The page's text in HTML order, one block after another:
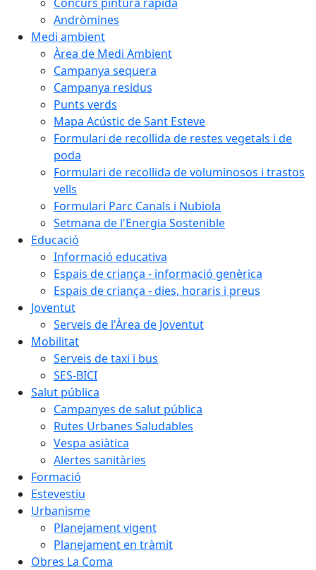
Andròmines
Medi ambient
Àrea de Medi Ambient
Campanya sequera
Campanya residus
Punts verds
Mapa Acústic de Sant Esteve
Formulari de recollida de restes vegetals i de
poda
Formulari de recollida de voluminosos i trastos
vells
Formulari Parc Canals i Nubiola
Setmana de l'Energia Sostenible
Educació
Informació educativa
Espais de criança - informació genèrica
Espais de criança - dies, horaris i preus
Joventut
Serveis de l'Àrea de Joventut
Mobilitat
Serveis de taxi i bus
SES-BICI
Salut pública
Campanyes de salut pública
Rutes Urbanes Saludables
Vespa asiàtica
Alertes sanitàries
Formació
Estevestiu
Urbanisme
Planejament vigent
Planejament en tràmit
Obres La Coma